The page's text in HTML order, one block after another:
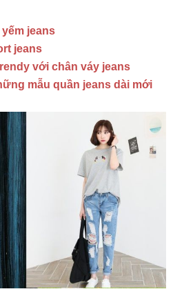
jeans
jeans
với chân váy jeans
mẫu quần jeans dài mới